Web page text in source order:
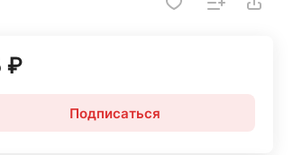
₽
Подписаться